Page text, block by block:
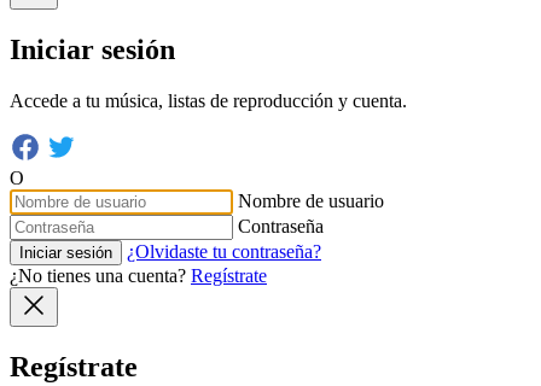
Iniciar sesión
Accede a tu música, listas de reproducción y cuenta.
O
Nombre de usuario
Contraseña
Iniciar sesión
¿Olvidaste tu contraseña?
¿No tienes una cuenta? Regístrate
Regístrate